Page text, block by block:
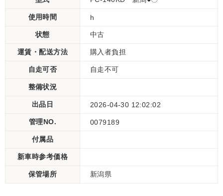
使用時間 h
状態 中古
運賃・配送方法 購入者負担
自走可否 自走不可
整備状況
出品日 2026-04-30 12:02:02
管理NO. 0079189
付属品
新車時参考価格
保管場所 新潟県